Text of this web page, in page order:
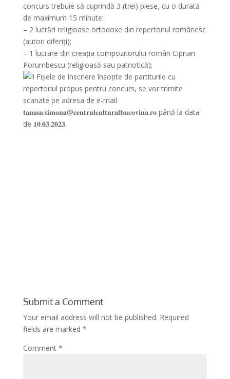
concurs trebuie să cuprindă 3 (trei) piese, cu o durată
de maximum 15 minute:
– 2 lucrări religioase ortodoxe din repertoriul românesc
(autori diferiți);
– 1 lucrare din creația compozitorului român Ciprian
Porumbescu (religioasă sau patriotică);
Fișele de înscriere însoțite de partiturile cu
repertoriul propus pentru concurs, se vor trimite
scanate pe adresa de e-mail
𝐭𝐚𝐧𝐚𝐬𝐚.𝐬𝐢𝐦𝐨𝐧𝐚@𝐜𝐞𝐧𝐭𝐫𝐮𝐥𝐜𝐮𝐥𝐭𝐮𝐫𝐚𝐥𝐛𝐮𝐜𝐨𝐯𝐢𝐧𝐚.𝐫𝐨 până la data
de 𝟏𝟎.𝟎𝟑.𝟐𝟎𝟐𝟑.
Submit a Comment
Your email address will not be published. Required
fields are marked *
Comment *